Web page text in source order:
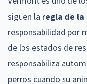
siguen la regla de
responsabilidad por
de los estados de
responsabiliza
perros cuando su